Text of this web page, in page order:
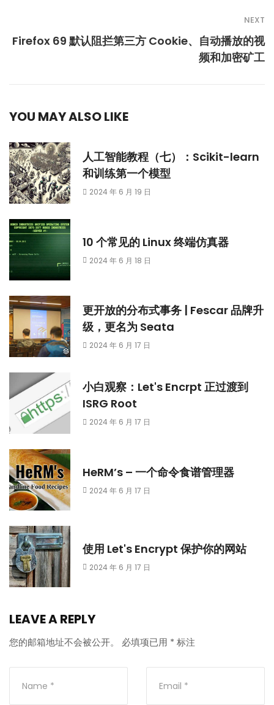
NEXT
Firefox 69 默认阻拦第三方 Cookie、自动播放的视
频和加密矿工
YOU MAY ALSO LIKE
人工智能教程（七）：Scikit-learn
和训练第一个模型
2024 年 6 月 19 日
10 个常见的 Linux 终端仿真器
2024 年 6 月 18 日
更开放的分布式事务 | Fescar 品牌升
级，更名为 Seata
2024 年 6 月 17 日
小白观察：Let's Encrpt 正过渡到
ISRG Root
2024 年 6 月 17 日
HeRM’s – 一个命令食谱管理器
2024 年 6 月 17 日
使用 Let's Encrypt 保护你的网站
2024 年 6 月 17 日
LEAVE A REPLY
您的邮箱地址不会被公开。 必填项已用 * 标注